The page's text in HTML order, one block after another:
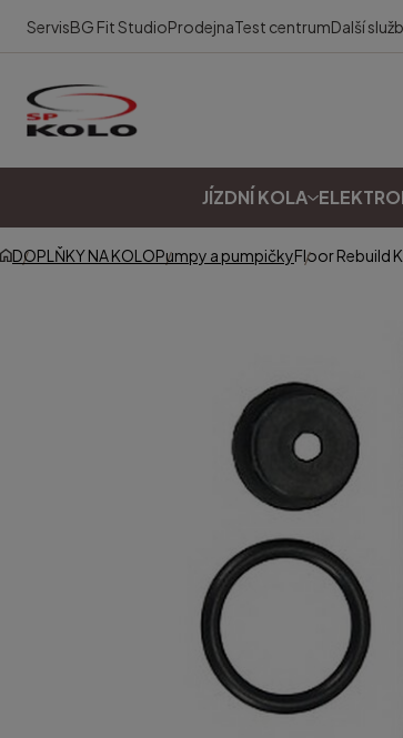
ServisBG Fit StudioProdejnaTest centrumDalší
JÍZDNÍ KOLA
DOPLŇKY NA KOLOPumpy a pumpičkyFloor Rebuild